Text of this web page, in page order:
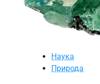
Наука
Природа